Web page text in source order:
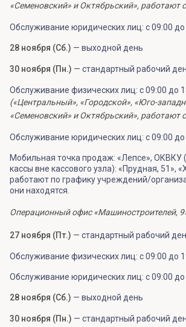
«Семеновский» и Октябрьский», работают
Обслуживание юридических лиц: с 09:00 до
28 ноября (Сб.) — выходной день
30 ноября (Пн.) — стандартный рабочий
Обслуживание физических лиц: с 09:00 до
(«Центральный», «Городской», «Юго-
«Семеновский» и Октябрьский», работают
Обслуживание юридических лиц: с 09:00 до
Мобильная точка продаж: «Лепсе», ОКВКУ
кассы вне кассового узла): «Прудная, 51»,
работают по графику учреждений/
они находятся.
Операционный офис «Машиностроителей,
27 ноября (Пт.) — стандартный рабочий
Обслуживание физических лиц: с 09:00 до
Обслуживание юридических лиц: с 09:00 до
28 ноября (Сб.) — выходной день
30 ноября (Пн.) — стандартный рабочий